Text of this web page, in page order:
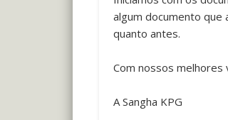
algum documento que
quanto antes.
Com nossos melhores
A Sangha KPG